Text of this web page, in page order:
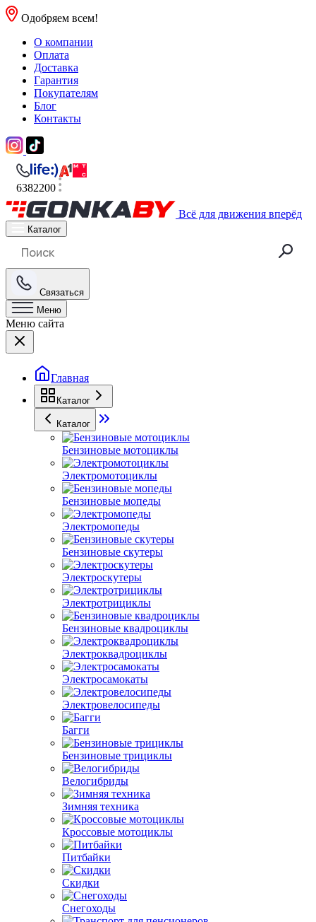
Одобряем всем!
О компании
Оплата
Доставка
Гарантия
Покупателям
Блог
Контакты
6382200
Всё для движения вперёд
Каталог
Связаться
Меню
Меню сайта
Главная
Каталог
Каталог
Бензиновые мотоциклы
Электромотоциклы
Бензиновые мопеды
Электромопеды
Бензиновые скутеры
Электроскутеры
Электротрициклы
Бензиновые квадроциклы
Электроквадроциклы
Электросамокаты
Электровелосипеды
Багги
Бензиновые трициклы
Велогибриды
Зимняя техника
Кроссовые мотоциклы
Питбайки
Скидки
Снегоходы